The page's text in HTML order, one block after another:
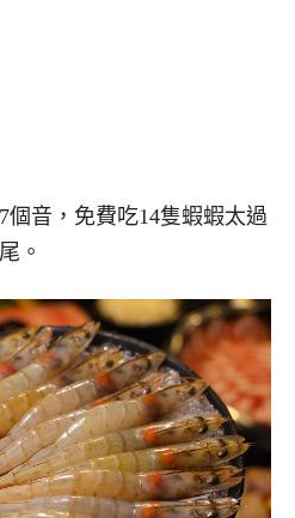
個音，免費吃14隻蝦蝦太過
。